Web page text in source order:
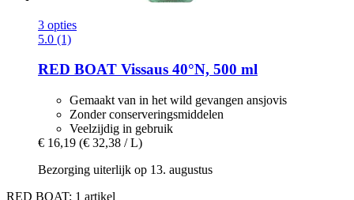
3 opties
5.0 (1)
RED BOAT Vissaus 40°N, 500 ml
Gemaakt van in het wild gevangen ansjovis
Zonder conserveringsmiddelen
Veelzijdig in gebruik
€ 16,19 (€ 32,38 / L)
Bezorging uiterlijk op 13. augustus
RED BOAT: 1 artikel